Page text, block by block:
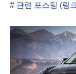
# 관련 포스팅 (링